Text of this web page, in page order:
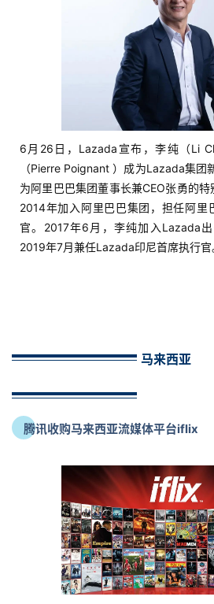
6月26日，Lazada宣布，李纯（Li
（Pierre Poignant ）成为Lazada集团
为阿里巴巴集团董事长兼CEO张勇的
2014年加入阿里巴巴集团，担任阿里
官。2017年6月，李纯加入Lazada
2019年7月兼任Lazada印尼首席执行官
马来西亚
腾讯收购马来西亚流媒体平台iflix